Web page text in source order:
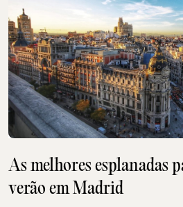
As melhores esplanadas
verão em Madrid